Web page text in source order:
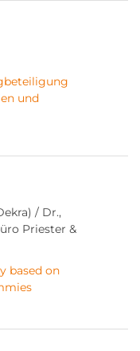
und
/ Dr.,
Priester &
based on